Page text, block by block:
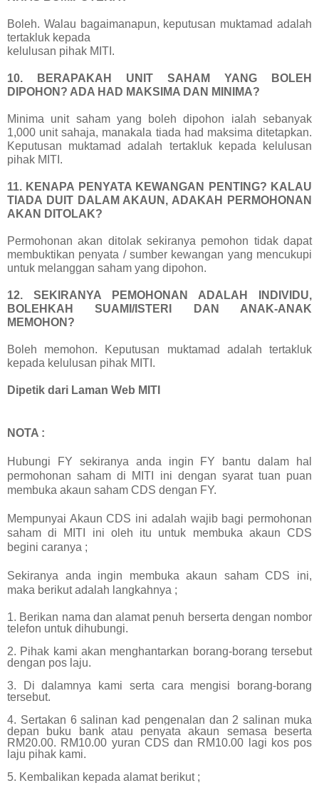
Boleh. Walau bagaimanapun, keputusan muktamad adalah
tertakluk kepada
kelulusan pihak MITI.
10. BERAPAKAH UNIT SAHAM YANG BOLEH
DIPOHON? ADA HAD MAKSIMA DAN MINIMA?
Minima unit saham yang boleh dipohon ialah sebanyak
1,000 unit sahaja, manakala tiada had maksima ditetapkan.
Keputusan muktamad adalah tertakluk kepada kelulusan
pihak MITI.
11. KENAPA PENYATA KEWANGAN PENTING? KALAU
TIADA DUIT DALAM AKAUN, ADAKAH PERMOHONAN
AKAN DITOLAK?
Permohonan akan ditolak sekiranya pemohon tidak dapat
membuktikan penyata / sumber kewangan yang mencukupi
untuk melanggan saham yang dipohon.
12. SEKIRANYA PEMOHONAN ADALAH INDIVIDU,
BOLEHKAH SUAMI/ISTERI DAN ANAK-ANAK
MEMOHON?
Boleh memohon. Keputusan muktamad adalah tertakluk
kepada kelulusan pihak MITI.
Dipetik dari Laman Web MITI
NOTA :
Hubungi FY sekiranya anda ingin FY bantu dalam hal
permohonan saham di MITI ini dengan syarat tuan puan
membuka akaun saham CDS dengan FY.
Mempunyai Akaun CDS ini adalah wajib bagi permohonan
saham di MITI ini oleh itu untuk membuka akaun CDS
begini caranya ;
Sekiranya anda ingin membuka akaun saham CDS ini,
maka berikut adalah langkahnya ;
1. Berikan nama dan alamat penuh berserta dengan nombor
telefon untuk dihubungi.
2. Pihak kami akan menghantarkan borang-borang tersebut
dengan pos laju.
3. Di dalamnya kami serta cara mengisi borang-borang
tersebut.
4. Sertakan 6 salinan kad pengenalan dan 2 salinan muka
depan buku bank atau penyata akaun semasa beserta
RM20.00. RM10.00 yuran CDS dan RM10.00 lagi kos pos
laju pihak kami.
5. Kembalikan kepada alamat berikut ;